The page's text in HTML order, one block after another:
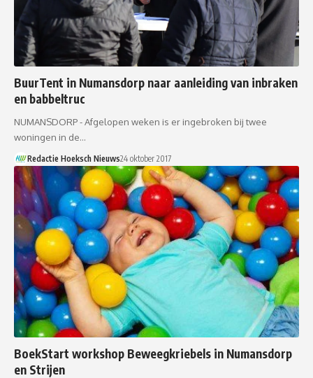
BuurTent in Numansdorp naar aanleiding van inbraken
en babbeltruc
NUMANSDORP - Afgelopen weken is er ingebroken bij twee
woningen in de…
Redactie Hoeksch Nieuws24 oktober 2017
BoekStart workshop Beweegkriebels in Numansdorp
en Strijen